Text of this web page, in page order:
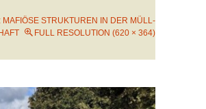
STRUKTUREN IN DER MÜLL- U
FULL RESOLUTION (620 × 364)